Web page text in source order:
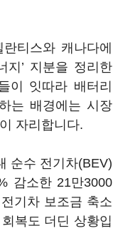
티스와 캐나다에
지’ 지분을 정리한
이 잇따라 배터리
는 배경에는 시장
자리합니다.
순수 전기차(BEV)
감소한 21만3000
기차 보조금 축소
복도 더딘 상황입